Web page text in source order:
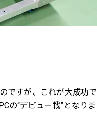
ですが、これが大成功
の“デビュー戦”となりま